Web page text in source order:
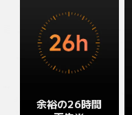
余裕の26時間